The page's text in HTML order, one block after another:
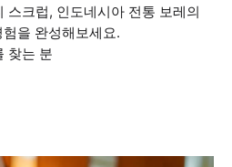
스크럽, 인도네시아 전통 보레의
을 완성해보세요.
찾는 분